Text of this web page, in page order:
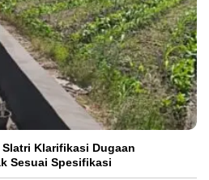
Slatri Klarifikasi Dugaan
Sesuai Spesifikasi